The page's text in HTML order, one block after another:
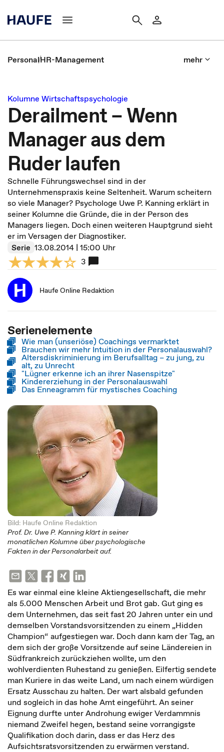
PersonalHR-Management mehr
Kolumne Wirtschaftspsychologie
Derailment – Wenn
Manager aus dem
Ruder laufen
Schnelle Führungswechsel sind in der
Unternehmenspraxis keine Seltenheit. Warum scheitern
so viele Manager? Psychologe Uwe P. Kanning erklärt in
seiner Kolumne die Gründe, die in der Person des
Managers liegen. Doch einen weiteren Hauptgrund sieht
er im Versagen der Diagnostiker.
Serie 13.08.2014 | 15:00 Uhr
3
Haufe Online Redaktion
Serienelemente
Wie man (unseriöse) Coachings vermarktet
Brauchen wir mehr Intuition in der Personalauswahl?
Altersdiskriminierung im Berufsalltag – zu jung, zu
alt, zu Unrecht
"Lügner erkenne ich an ihrer Nasenspitze"
Kindererziehung in der Personalauswahl
Das Enneagramm für mystisches Coaching
Bild: Haufe Online Redaktion
Prof. Dr. Uwe P. Kanning klärt in seiner
monatlichen Kolumne über psychologische
Fakten in der Personalarbeit auf.
Es war einmal eine kleine Aktiengesellschaft, die mehr
als 5.000 Menschen Arbeit und Brot gab. Gut ging es
dem Unternehmen, das seit fast 20 Jahren unter ein und
demselben Vorstandsvorsitzenden zu einem „Hidden
Champion“ aufgestiegen war. Doch dann kam der Tag, an
dem sich der große Vorsitzende auf seine Ländereien in
Südfrankreich zurückziehen wollte, um den
wohlverdienten Ruhestand zu genießen. Eilfertig sendete
man Kuriere in das weite Land, um nach einem würdigen
Ersatz Ausschau zu halten. Der wart alsbald gefunden
und sogleich in das hohe Amt eingeführt. An seiner
Eignung durfte unter Androhung ewiger Verdammnis
niemand Zweifel hegen, bestand seine vorrangigste
Qualifikation doch darin, dass er das Herz des
Aufsichtsratsvorsitzenden zu erwärmen verstand.